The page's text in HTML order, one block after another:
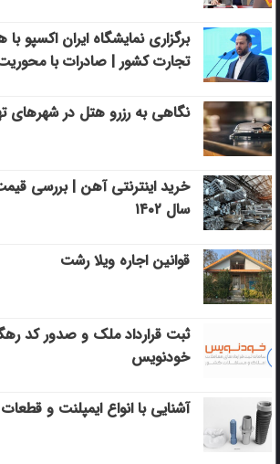
برگزاری نمایشگاه ایران اکسپو
تجارت کشور | صادرات با
نگاهی به رزرو هتل در شهرهای
خرید اینترنتی آهن | بررسی
سال ۱۴۰۲
قوانین اجاره ویلا رشت
ثبت قرارداد ملک و صدور کد
خودنویس
آشنایی با انواع ایمپلنت و